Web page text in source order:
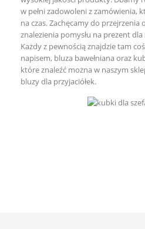
w pełni zadowoleni z zamówienia,
na czas. Zachęcamy do przejrzenia
znalezienia pomysłu na prezent
Każdy z pewnością znajdzie tam
napisem, bluza bawełniana oraz
które znaleźć można w naszym
bluzy dla przyjaciółek.